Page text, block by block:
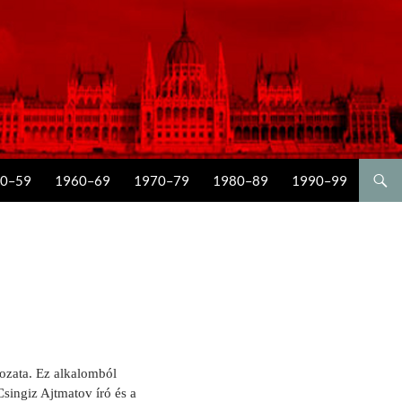
1960–69 1970–79 1980–89 1990–99
Ez alkalomból
Ajtmatov író és a